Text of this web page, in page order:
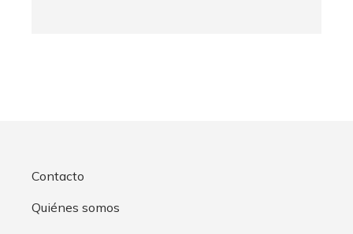
Contacto
Quiénes somos